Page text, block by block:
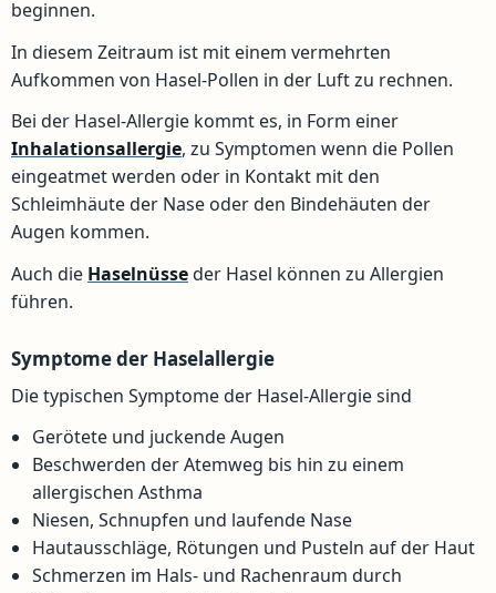
beginnen.
In diesem Zeitraum ist mit einem vermehrten
Aufkommen von Hasel-Pollen in der Luft zu rechnen.
Bei der Hasel-Allergie kommt es, in Form einer
Inhalationsallergie, zu Symptomen wenn die Pollen
eingeatmet werden oder in Kontakt mit den
Schleimhäute der Nase oder den Bindehäuten der
Augen kommen.
Auch die Haselnüsseder Hasel können zu Allergien
führen.
Symptome der Haselallergie
Die typischen Symptome der Hasel-Allergie sind
Gerötete und juckende Augen
Beschwerden der Atemweg bis hin zu einem
allergischen Asthma
Niesen, Schnupfen und laufende Nase
Hautausschläge, Rötungen und Pusteln auf der Haut
Schmerzen im Hals- und Rachenraum durch